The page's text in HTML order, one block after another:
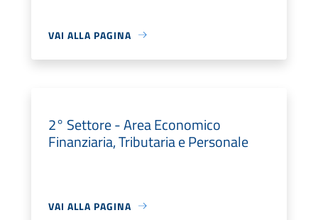
VAI ALLA PAGINA
2° Settore - Area Economico
Finanziaria, Tributaria e Personale
VAI ALLA PAGINA